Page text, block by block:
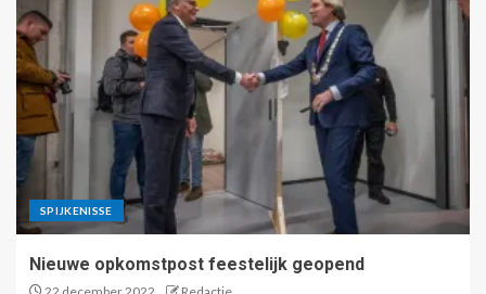
SPIJKENISSE
Nieuwe opkomstpost feestelijk geopend